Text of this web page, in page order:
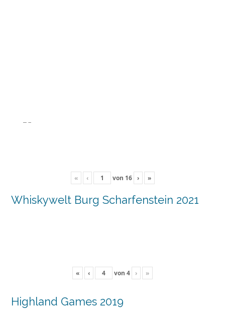
« ‹ von 16 › »
Whiskywelt Burg Scharfenstein 2021
« ‹ von 4 › »
Highland Games 2019